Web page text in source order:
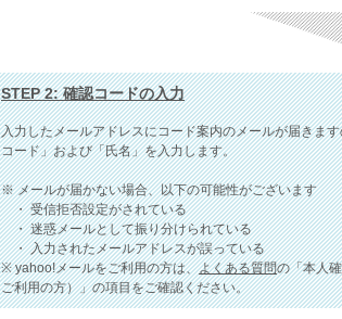
STEP 2: 確認コードの入力
入力したメールアドレスにコード案内のメールが届きま
コード」および「氏名」を入力します。
※ メールが届かない場合、以下の可能性がございます
・ 受信拒否設定がされている
・ 迷惑メールとして振り分けられている
・ 入力されたメールアドレスが誤っている
※ yahoo!メールをご利用の方は、よくある質問の「本人
ご利用の方）」の項目をご確認ください。